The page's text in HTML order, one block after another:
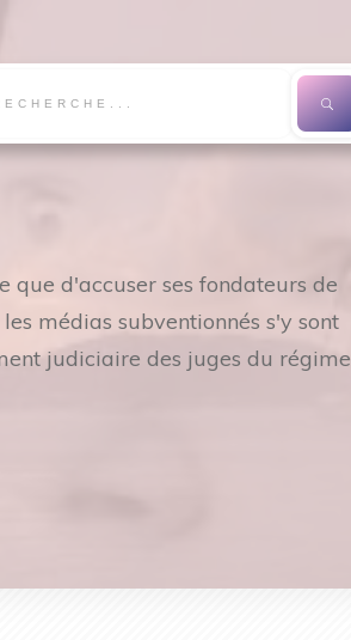
d'accuser ses fondateurs de
médias subventionnés s'y sont
judiciaire des juges du régime